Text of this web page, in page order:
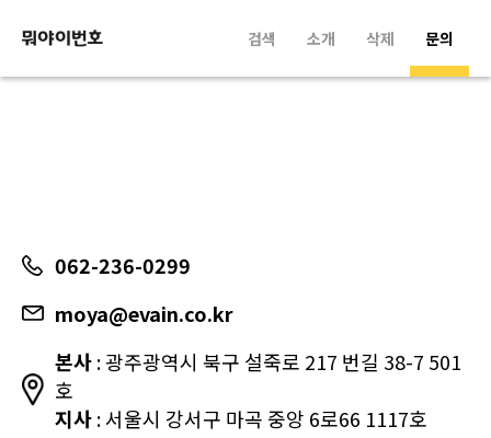
검색 소개 삭제 문의
062-236-0299
moya@evain.co.kr
본사: 광주광역시 북구 설죽로 217 번길 38-7 501
호
지사: 서울시 강서구 마곡 중앙 6로66 1117호